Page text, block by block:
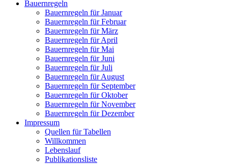
Bauernregeln
Bauernregeln für Januar
Bauernregeln für Februar
Bauernregeln für März
Bauernregeln für April
Bauernregeln für Mai
Bauernregeln für Juni
Bauernregeln für Juli
Bauernregeln für August
Bauernregeln für September
Bauernregeln für Oktober
Bauernregeln für November
Bauernregeln für Dezember
Impressum
Quellen für Tabellen
Willkommen
Lebenslauf
Publikationsliste